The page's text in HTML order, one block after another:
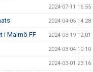
2024-07-11 16:55
2024-04-05 14:28
i Malmö FF 2024-03-19 12:01
2024-03-04 10:10
2024-03-01 23:16